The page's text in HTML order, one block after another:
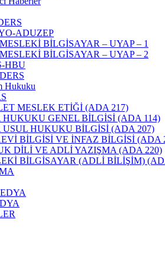
ADUZEP
MESLEKİ BİLGİSAYAR – UYAP – 1
MESLEKİ BİLGİSAYAR – UYAP – 2
HBU
Hukuku
MESLEK ETİĞİ (ADA 217)
HUKUKU GENEL BİLGİSİ (ADA 114)
USUL HUKUKU BİLGİSİ (ADA 207)
BİLGİSİ VE İNFAZ BİLGİSİ (ADA
DİLİ VE ADLİ YAZIŞMA (ADA 220)
BİLGİSAYAR (ADLİ BİLİŞİM)